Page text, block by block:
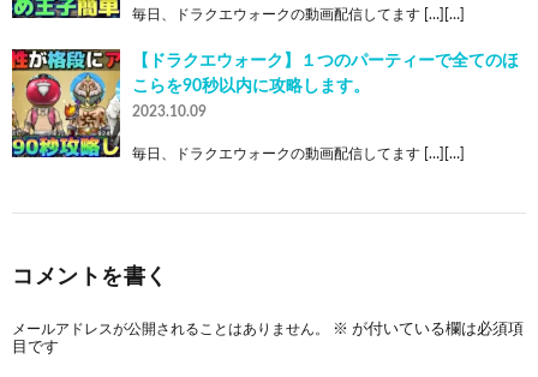
毎日、ドラクエウォークの動画配信してます […][…]
【ドラクエウォーク】１つのパーティーで全てのほ
こらを90秒以内に攻略します。
2023.10.09
毎日、ドラクエウォークの動画配信してます […][…]
コメントを書く
メールアドレスが公開されることはありません。 ※ が付いている欄は必須項
目です